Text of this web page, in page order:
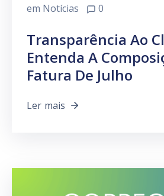
em Notícias 0
Transparência Ao
Entenda A
Fatura De Julho
Ler mais